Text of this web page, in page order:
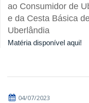
ao Consumidor de
e da Cesta Básica
Uberlândia
Matéria disponível aqui!
04/07/2023